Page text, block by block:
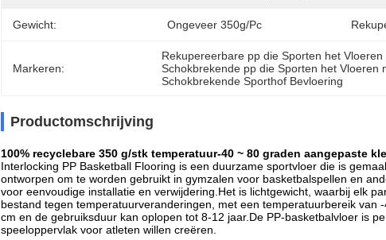
Gewicht: Ongeveer 350g/pc
Markeren:
Rekupereerbare pp die Sporten het
Schokbrekende pp die Sporten het Vloeren
Schokbrekende Sporthof Bevloering
Productomschrijving
100% recyclebare 350 g/stk temperatuur-40 ~ 80 graden aangepaste
Interlocking PP Basketball Flooring is een duurzame sportvloer die is
ontworpen om te worden gebruikt in gymzalen voor basketbalspellen en
voor eenvoudige installatie en verwijdering.Het is lichtgewicht, waarbij elk
bestand tegen temperatuurveranderingen, met een temperatuurbereik van
cm en de gebruiksduur kan oplopen tot 8-12 jaar.De PP-basketbalvloer is
speeloppervlak voor atleten willen creëren.